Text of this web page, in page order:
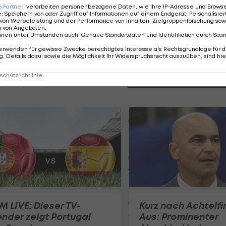
Die Argentinien-
Ansakonferenz
Ist Spanien jetzt
WM-Startelf?
Ansakonferenz
Unser WM-Finale steht fest!
Ansakonferenz
Am Stammtisch bei Andy
Stammtisch
LIVE: Dieser TV-
zeigt Portugal
Kurz nach
Aus: Prominenter
Partner verarbeiten personenbezogene Daten, wie Ihre IP-Adresse und
: Speichern von oder Zugriff auf Informationen auf einem Endgerät;
Werbeleistung und der Performance von Inhalten, Zielgruppenforschung
von Angeboten
unter Umständen auch: Genaue Standortdaten und Identifikation durch
für gewisse Zwecke berechtigtes Interesse als Rechtsgrundlage für
Details dazu, sowie die Möglichkeit Ihr Widerspruchsrecht auszuüben, sind